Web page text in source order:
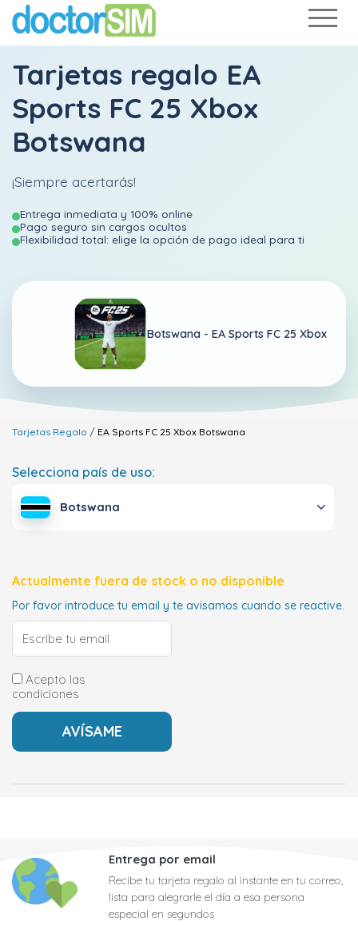
Tarjetas regalo EA
Sports FC 25 Xbox
Botswana
¡Siempre acertarás!
Entrega inmediata y 100% online
Pago seguro sin cargos ocultos
Flexibilidad total: elige la opción de pago ideal para ti
Botswana - EA Sports FC 25 Xbox
Tarjetas Regalo EA Sports FC 25 Xbox Botswana
Selecciona país de uso:
Botswana
Actualmente fuera de stock o no disponible
Por favor introduce tu email y te avisamos cuando se reactive.
Acepto las
condiciones
Entrega por email
Recibe tu tarjeta regalo al instante en tu correo,
lista para alegrarle el día a esa persona
especial en segundos